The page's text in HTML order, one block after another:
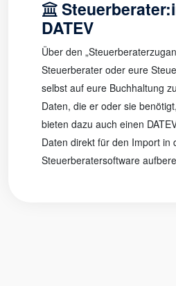
DATEV
Über den
Steuerberater oder eure
selbst auf eure Buchhaltung
Daten, die er oder sie
bieten dazu auch einen
Daten direkt für den Import in
Steuerberatersoftware